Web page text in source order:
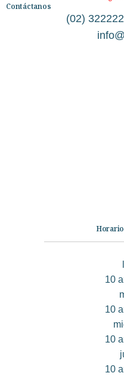
Contáctanos
(02)
10
10
10
10